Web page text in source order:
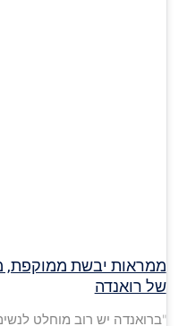
ממראות יבשת ממוקפת,
של רואנדה